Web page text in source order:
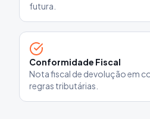
futura.
Conformidade Fiscal
Nota fiscal de devolução em
regras tributárias.